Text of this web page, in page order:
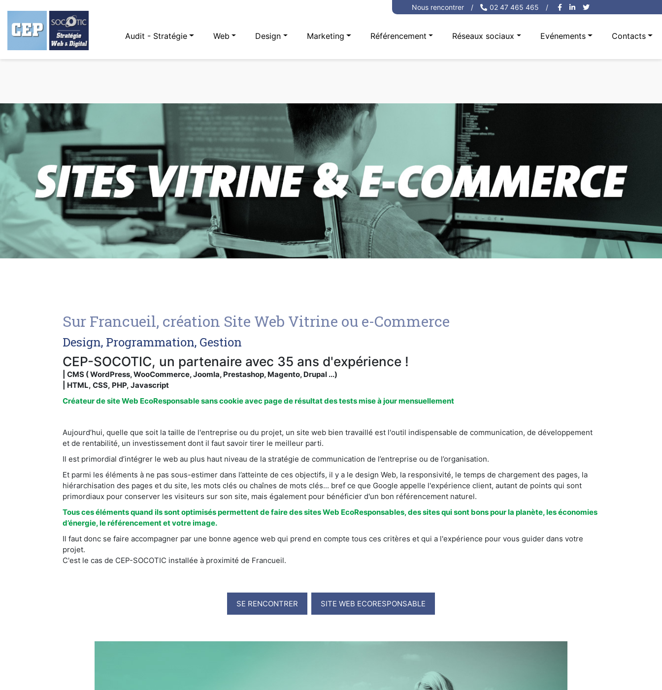
Nous rencontrer / 02 47 465 465 /
Audit - Stratégie Web Design Marketing Référencement Réseaux sociaux Evénements Contacts
Sur Francueil, création Site Web Vitrine ou e-Commerce
Design, Programmation, Gestion
CEP-SOCOTIC, un partenaire avec 35 ans d'expérience !
| CMS ( WordPress, WooCommerce, Joomla, Prestashop, Magento, Drupal ...)
| HTML, CSS, PHP, Javascript
Créateur de site Web EcoResponsable sans cookie avec page de résultat des tests mise à jour mensuellement
Aujourd’hui, quelle que soit la taille de l'entreprise ou du projet, un site web bien travaillé est l'outil indispensable de communication, de développement
et de rentabilité, un investissement dont il faut savoir tirer le meilleur parti.
Il est primordial d’intégrer le web au plus haut niveau de la stratégie de communication de l’entreprise ou de l’organisation.
Et parmi les éléments à ne pas sous-estimer dans l’atteinte de ces objectifs, il y a le design Web, la responsivité, le temps de chargement des pages, la
hiérarchisation des pages et du site, les mots clés ou chaînes de mots clés... bref ce que Google appelle l'expérience client, autant de points qui sont
primordiaux pour conserver les visiteurs sur son site, mais également pour bénéficier d'un bon référencement naturel.
Tous ces éléments quand ils sont optimisés permettent de faire des sites Web EcoResponsables, des sites qui sont bons pour la planète, les économies
d’énergie, le référencement et votre image.
Il faut donc se faire accompagner par une bonne agence web qui prend en compte tous ces critères et qui a l'expérience pour vous guider dans votre
projet.
C'est le cas de CEP-SOCOTIC installée à proximité de Francueil.
SE RENCONTRER SITE WEB ECORESPONSABLE